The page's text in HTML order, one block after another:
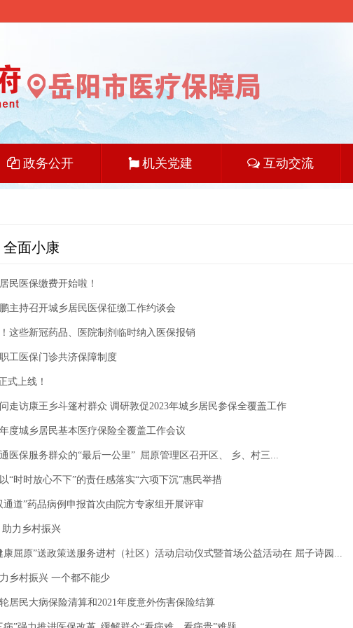
政务公开 机关党建 互动交流
面小康
民医保缴费开始啦！
主持召开城乡居民医保征缴工作约谈会
这些新冠药品、医院制剂临时纳入医保报销
工医保门诊共济保障制度
式上线！
走访康王乡斗篷村群众 调研敦促2023年城乡居民参保全覆盖工作
度城乡居民基本医疗保险全覆盖工作会议
医保服务群众的“最后一公里” 屈原管理区召开区、 乡、村三...
“时时放心不下”的责任感落实“六项下沉”惠民举措
通道”药品病例申报首次由院方专家组开展评审
力乡村振兴
康屈原”送政策送服务进村（社区）活动启动仪式暨首场公益活动在 屈子诗园...
乡村振兴 一个都不能少
居民大病保险清算和2021年度意外伤害保险结算